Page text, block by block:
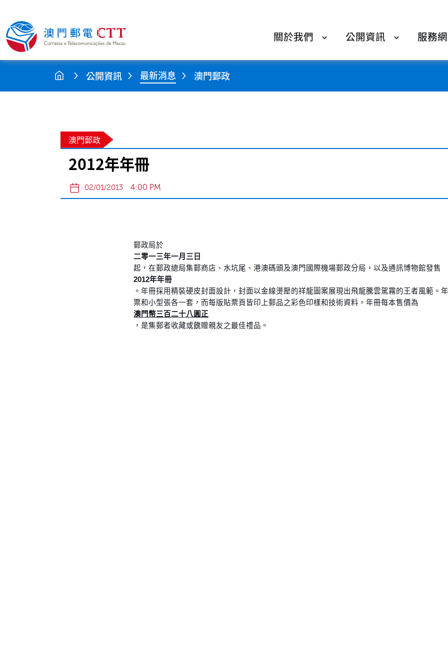
關於我們 公開資訊 服務
公開資訊 最新消息 澳門郵政
澳門郵政
2012年年冊
02/01/2013 4:00 PM
郵政局於
二零一三年一月三日
起，在郵政總局集郵商店、水坑尾、港澳碼頭及澳門國際機場郵政分局，以及通訊博物館發售
2012年年冊
。年冊採用精裝硬皮封面設計，封面以金線燙壓的祥龍圖案展現出飛龍騰雲駕霧的王者風範。
票和小型張各一套，而每版貼票頁皆印上郵品之彩色印樣和技術資料。年冊每本售價為
澳門幣三百二十八圓正
，是集郵者收藏或餽贈親友之最佳禮品。